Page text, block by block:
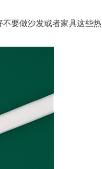
要做沙发或者家具这些热